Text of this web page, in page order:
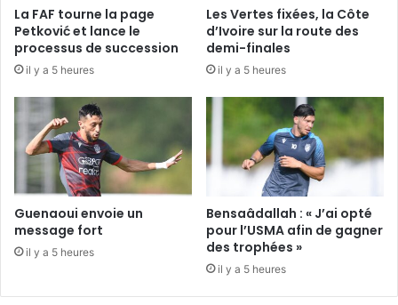
La FAF tourne la page
Petković et lance le
processus de succession
il y a 5 heures
Les Vertes fixées, la Côte
d’Ivoire sur la route des
demi-finales
il y a 5 heures
Guenaoui envoie un
message fort
il y a 5 heures
Bensaâdallah : « J’ai opté
pour l’USMA afin de gagner
des trophées »
il y a 5 heures